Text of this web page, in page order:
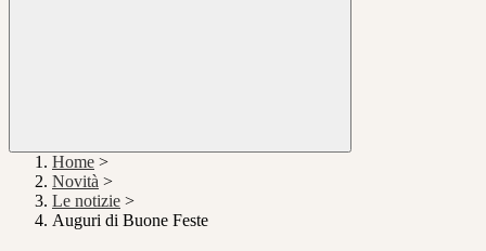
Home >
Novità >
Le notizie >
Auguri di Buone Feste